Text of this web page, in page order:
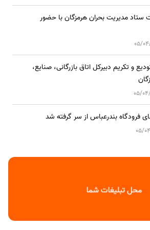
مدیریت بحران هرمزگان با حضور
05/
و تکریم دبیرکل اتاق بازرگانی، صنایع،
05/
فرودگاه بندرعباس از سر گرفته شد
05/